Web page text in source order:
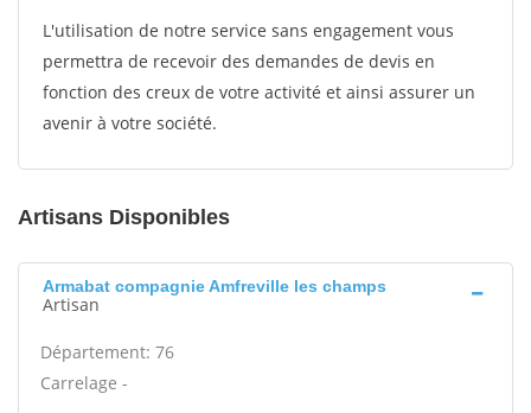
L'utilisation de notre service sans engagement vous
permettra de recevoir des demandes de devis en
fonction des creux de votre activité et ainsi assurer un
avenir à votre société.
Artisans Disponibles
Armabat compagnie Amfreville les champs
Artisan
Département: 76
Carrelage -